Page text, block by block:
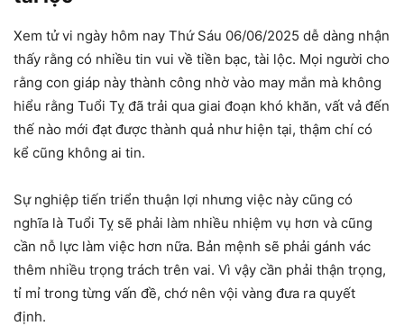
Xem tử vi ngày hôm nay Thứ Sáu 06/06/2025 dễ dàng nhận
thấy rằng có nhiều tin vui về tiền bạc, tài lộc. Mọi người cho
rằng con giáp này thành công nhờ vào may mắn mà không
hiểu rằng Tuổi Tỵ đã trải qua giai đoạn khó khăn, vất vả đến
thế nào mới đạt được thành quả như hiện tại, thậm chí có
kể cũng không ai tin.
Sự nghiệp tiến triển thuận lợi nhưng việc này cũng có
nghĩa là Tuổi Tỵ sẽ phải làm nhiều nhiệm vụ hơn và cũng
cần nỗ lực làm việc hơn nữa. Bản mệnh sẽ phải gánh vác
thêm nhiều trọng trách trên vai. Vì vậy cần phải thận trọng,
tỉ mỉ trong từng vấn đề, chớ nên vội vàng đưa ra quyết
định.